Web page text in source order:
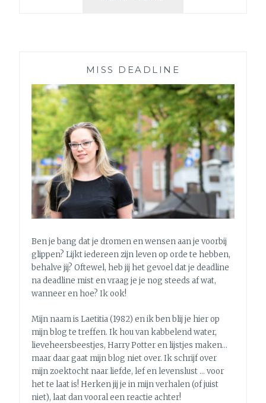
GEEN
SCHRIJVER
BEN
MISS DEADLINE
Ben je bang dat je dromen en wensen aan je voorbij
glippen? Lijkt iedereen zijn leven op orde te hebben,
behalve jij? Oftewel, heb jij het gevoel dat je deadline
na deadline mist en vraag je je nog steeds af wat,
wanneer en hoe? Ik ook!
Mijn naam is Laetitia (1982) en ik ben blij je hier op
mijn blog te treffen. Ik hou van kabbelend water,
lieveheersbeestjes, Harry Potter en lijstjes maken…
maar daar gaat mijn blog niet over. Ik schrijf over
mijn zoektocht naar liefde, lef en levenslust … voor
het te laat is! Herken jij je in mijn verhalen (of juist
niet), laat dan vooral een reactie achter!